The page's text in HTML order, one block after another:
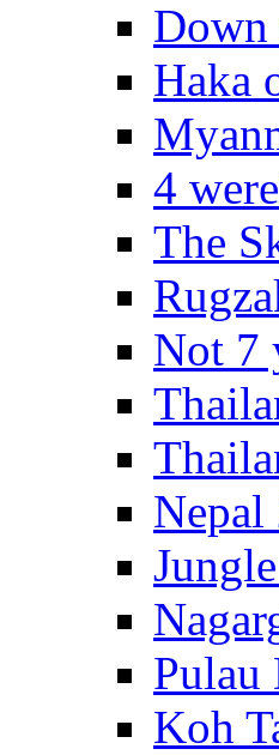
Down
Haka
4
The
Not 7
Pulau
Koh